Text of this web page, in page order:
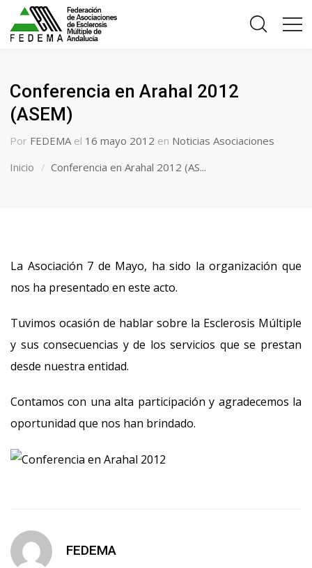
Conferencia en Arahal 2012
(ASEM)
Por FEDEMA el 16 mayo 2012 en Noticias Asociaciones
Inicio
Conferencia en Arahal 2012 (AS...
La Asociación 7 de Mayo, ha sido la organización que
nos ha presentado en este acto.
Tuvimos ocasión de hablar sobre la Esclerosis Múltiple
y sus consecuencias y de los servicios que se prestan
desde nuestra entidad.
Contamos con una alta participación y agradecemos la
oportunidad que nos han brindado.
FEDEMA